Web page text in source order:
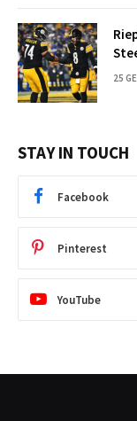
25
STAY IN TOUCH
Facebook
Pinterest
YouTube